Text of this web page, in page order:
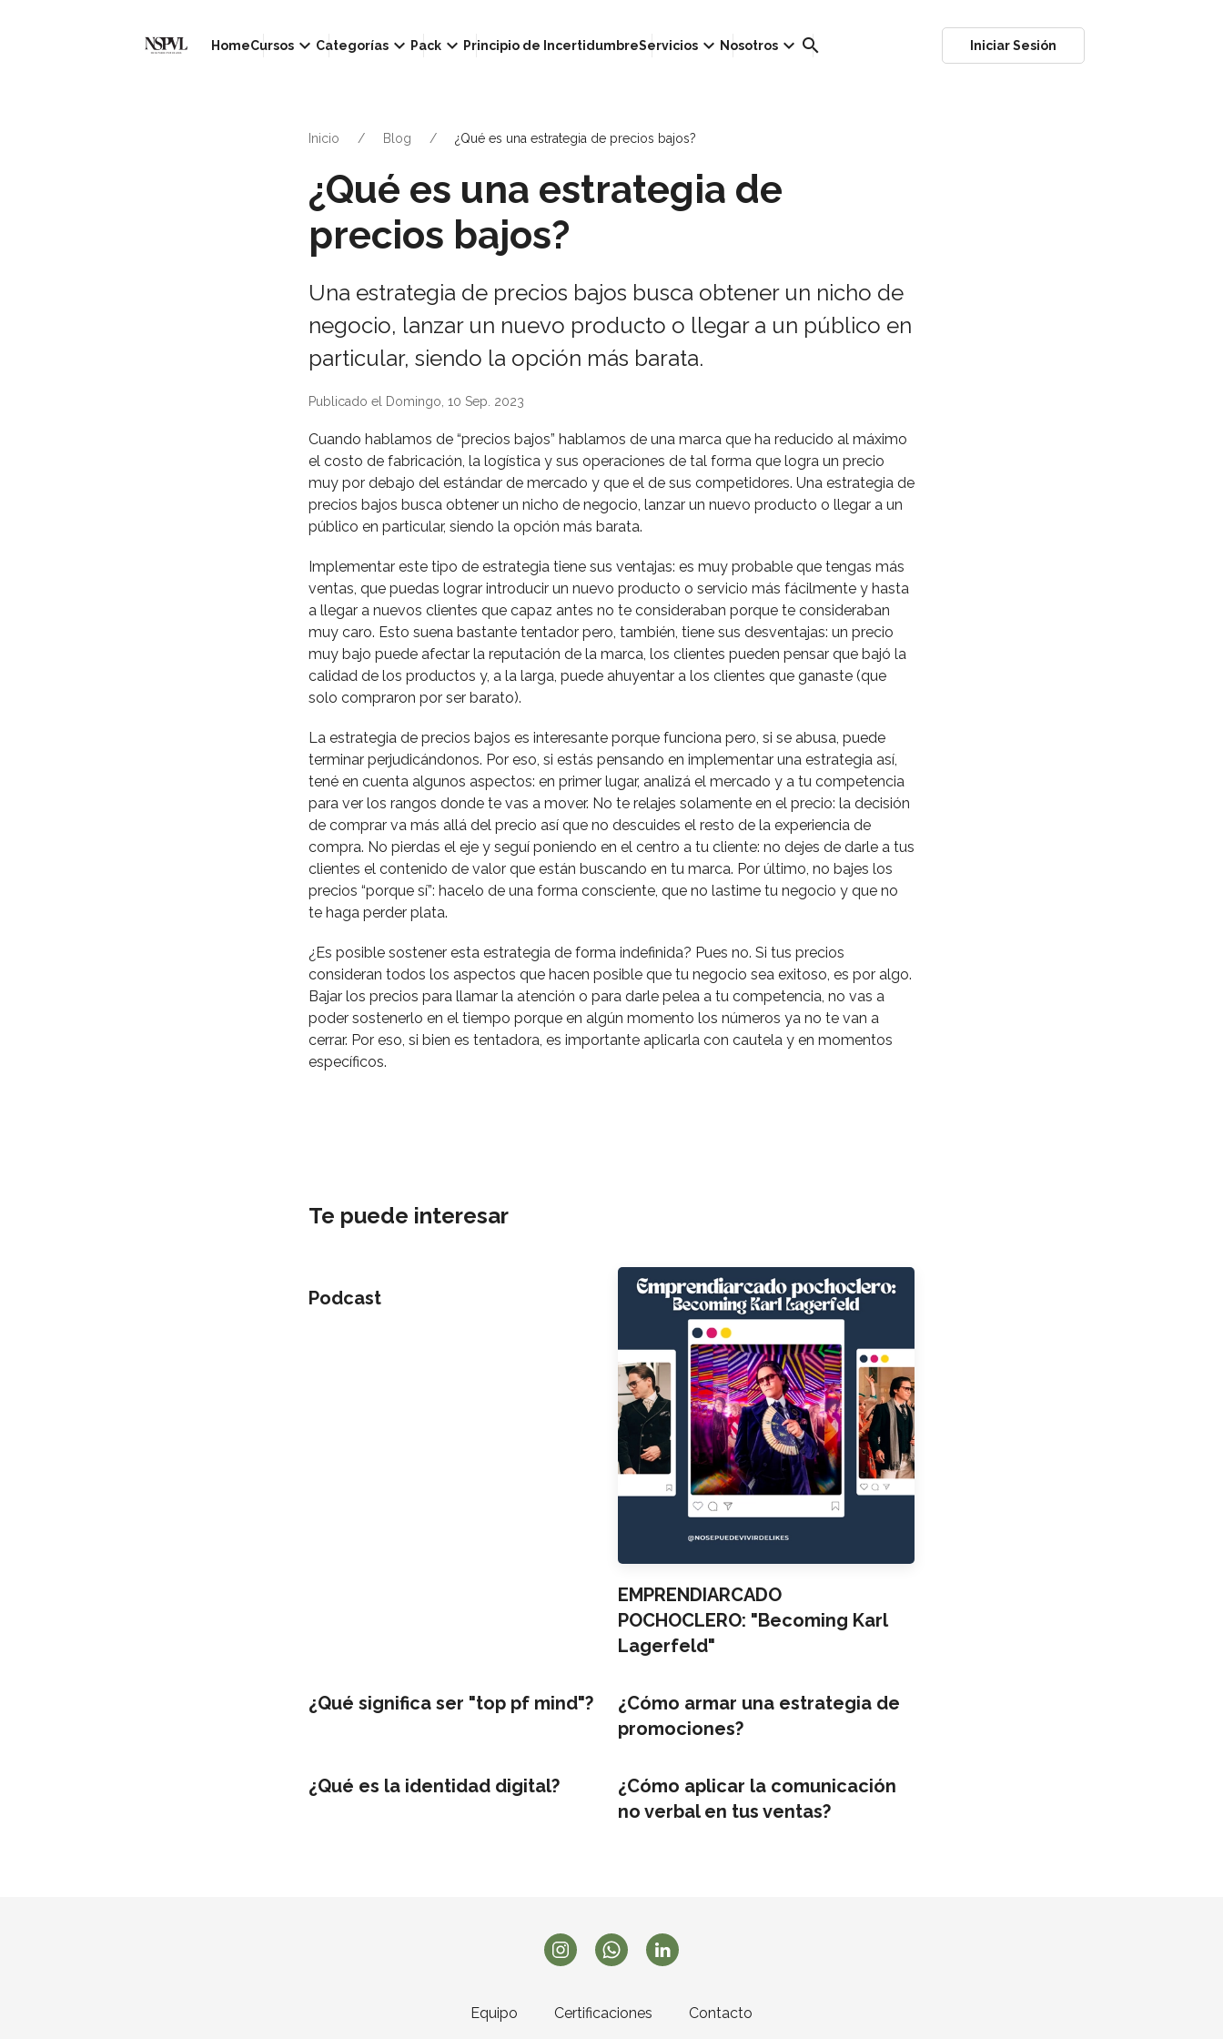
HomeCursos keyboard_arrow_down Categorías keyboard_arrow_down Pack keyboard_arrow_down Principio de IncertidumbreServicios keyboard_arrow_down Nosotros keyboard_arrow_down search Iniciar Sesión
Inicio Blog ¿Qué es una estrategia de precios bajos?
¿Qué es una estrategia de
precios bajos?
Una estrategia de precios bajos busca obtener un nicho de
negocio, lanzar un nuevo producto o llegar a un público en
particular, siendo la opción más barata.
Publicado el Domingo, 10 Sep. 2023
Cuando hablamos de “precios bajos” hablamos de una marca que ha reducido al máximo
el costo de fabricación, la logística y sus operaciones de tal forma que logra un precio
muy por debajo del estándar de mercado y que el de sus competidores. Una estrategia de
precios bajos busca obtener un nicho de negocio, lanzar un nuevo producto o llegar a un
público en particular, siendo la opción más barata.
Implementar este tipo de estrategia tiene sus ventajas: es muy probable que tengas más
ventas, que puedas lograr introducir un nuevo producto o servicio más fácilmente y hasta
a llegar a nuevos clientes que capaz antes no te consideraban porque te consideraban
muy caro. Esto suena bastante tentador pero, también, tiene sus desventajas: un precio
muy bajo puede afectar la reputación de la marca, los clientes pueden pensar que bajó la
calidad de los productos y, a la larga, puede ahuyentar a los clientes que ganaste (que
solo compraron por ser barato).
La estrategia de precios bajos es interesante porque funciona pero, si se abusa, puede
terminar perjudicándonos. Por eso, si estás pensando en implementar una estrategia así,
tené en cuenta algunos aspectos: en primer lugar, analizá el mercado y a tu competencia
para ver los rangos donde te vas a mover. No te relajes solamente en el precio: la decisión
de comprar va más allá del precio así que no descuides el resto de la experiencia de
compra. No pierdas el eje y seguí poniendo en el centro a tu cliente: no dejes de darle a tus
clientes el contenido de valor que están buscando en tu marca. Por último, no bajes los
precios “porque sí”: hacelo de una forma consciente, que no lastime tu negocio y que no
te haga perder plata.
¿Es posible sostener esta estrategia de forma indefinida? Pues no. Si tus precios
consideran todos los aspectos que hacen posible que tu negocio sea exitoso, es por algo.
Bajar los precios para llamar la atención o para darle pelea a tu competencia, no vas a
poder sostenerlo en el tiempo porque en algún momento los números ya no te van a
cerrar. Por eso, si bien es tentadora, es importante aplicarla con cautela y en momentos
específicos.
Te puede interesar
Podcast
EMPRENDIARCADO
POCHOCLERO: "Becoming Karl
Lagerfeld"
¿Qué significa ser "top pf mind"?
¿Cómo armar una estrategia de
promociones?
¿Qué es la identidad digital?
¿Cómo aplicar la comunicación
no verbal en tus ventas?
Equipo Certificaciones Contacto